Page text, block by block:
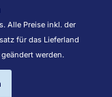
Alle Preise inkl. der
für das Lieferland
werden.